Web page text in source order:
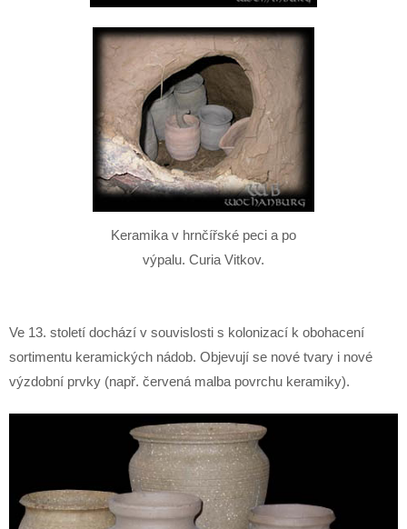
Keramika v hrnčířské peci a po
výpalu. Curia Vitkov.
Ve 13. století dochází v souvislosti s kolonizací k obohacení
sortimentu keramických nádob. Objevují se nové tvary i nové
výzdobní prvky (např. červená malba povrchu keramiky).